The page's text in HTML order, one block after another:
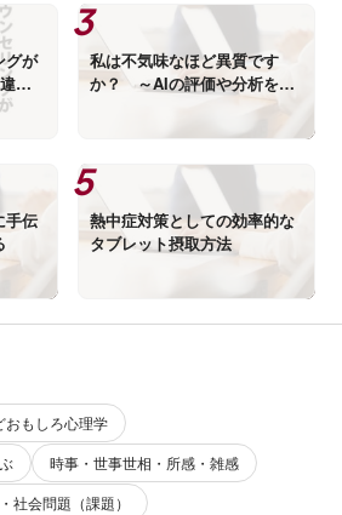
グが
っ
出
私は不気味なほど異質です
か？ ～AIの評価や分析を評
手伝
熱中症対策としての効率的な
タブレット摂取方法
おもしろ心理学
時事・世事世相・所感・雑感
社会問題（課題）